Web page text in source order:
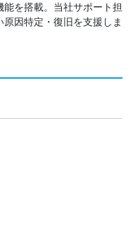
を搭載。当社サポート担
因特定・復旧を支援しま